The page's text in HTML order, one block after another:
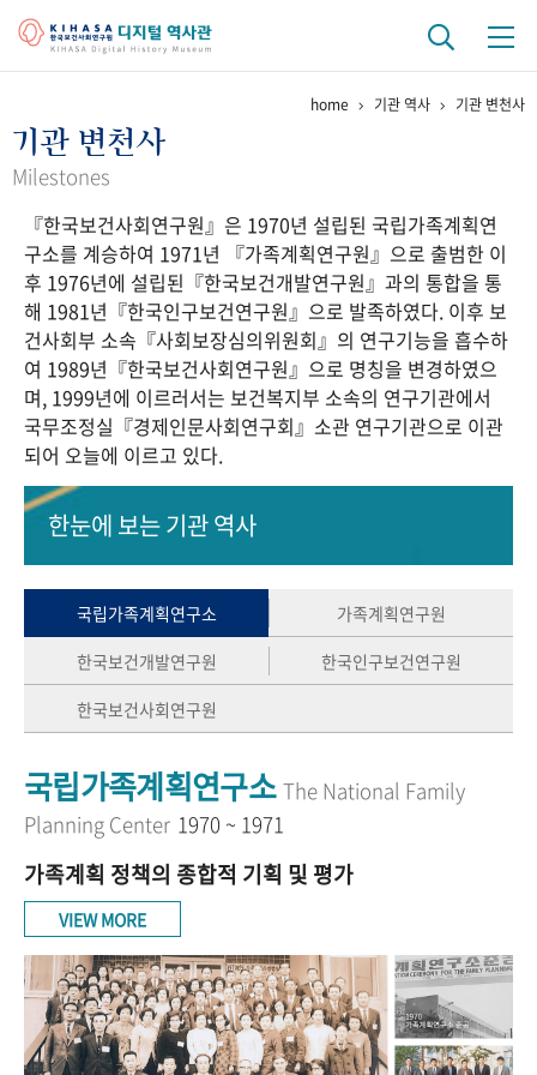
걸어온 길 기관 변천사
연구 역사
정책과 연구 키워드로 보는 연구 역사
연구자들
간행물 변천사
기록물 아카이브
사진 아카이브 문서 기록물 행정박물 영상 기록물
50+1 주년 기념
세계와 함께 한 KIHASA
VR 역사관
home 기관 역사 기관 변천사
기관 변천사
Milestones
『한국보건사회연구원』은 1970년 설립된 국립가족계획연
구소를 계승하여 1971년 『가족계획연구원』으로 출범한 이
후 1976년에 설립된『한국보건개발연구원』과의 통합을 통
해 1981년『한국인구보건연구원』으로 발족하였다. 이후 보
건사회부 소속『사회보장심의위원회』의 연구기능을 흡수하
여 1989년『한국보건사회연구원』으로 명칭을 변경하였으
며, 1999년에 이르러서는 보건복지부 소속의 연구기관에서
국무조정실『경제인문사회연구회』소관 연구기관으로 이관
되어 오늘에 이르고 있다.
한눈에 보는기관 역사
국립가족계획연구소
가족계획연구원
한국보건개발연구원
한국인구보건연구원
한국보건사회연구원
국립가족계획연구소 The National Family
Planning Center 1970 ~ 1971
가족계획 정책의 종합적 기획 및 평가
VIEW MORE